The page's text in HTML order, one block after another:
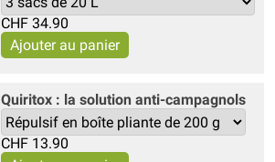
CHF 34.90
Quiritox : la solution anti-campagnols
CHF 13.90